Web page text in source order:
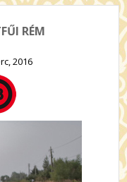
RÉM
2016